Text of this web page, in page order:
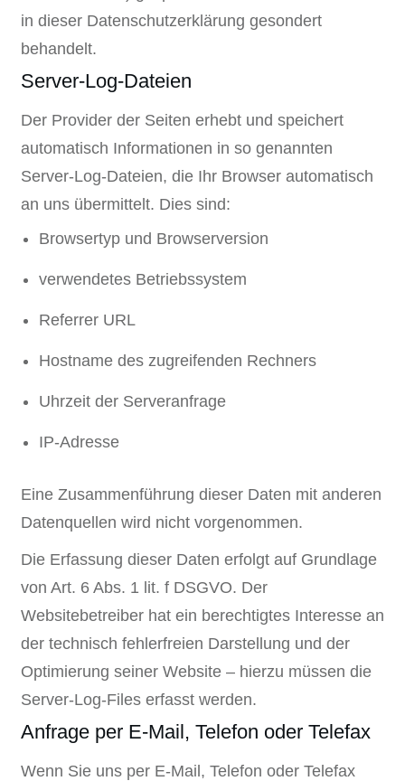
in dieser Datenschutzerklärung gesondert
behandelt.
Server-Log-Dateien
Der Provider der Seiten erhebt und speichert
automatisch Informationen in so genannten
Server-Log-Dateien, die Ihr Browser automatisch
an uns übermittelt. Dies sind:
Browsertyp und Browserversion
verwendetes Betriebssystem
Referrer URL
Hostname des zugreifenden Rechners
Uhrzeit der Serveranfrage
IP-Adresse
Eine Zusammenführung dieser Daten mit anderen
Datenquellen wird nicht vorgenommen.
Die Erfassung dieser Daten erfolgt auf Grundlage
von Art. 6 Abs. 1 lit. f DSGVO. Der
Websitebetreiber hat ein berechtigtes Interesse an
der technisch fehlerfreien Darstellung und der
Optimierung seiner Website – hierzu müssen die
Server-Log-Files erfasst werden.
Anfrage per E-Mail, Telefon oder Telefax
Wenn Sie uns per E-Mail, Telefon oder Telefax